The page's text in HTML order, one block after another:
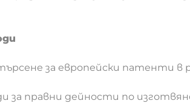
за европейски патенти в
за правни дейности по